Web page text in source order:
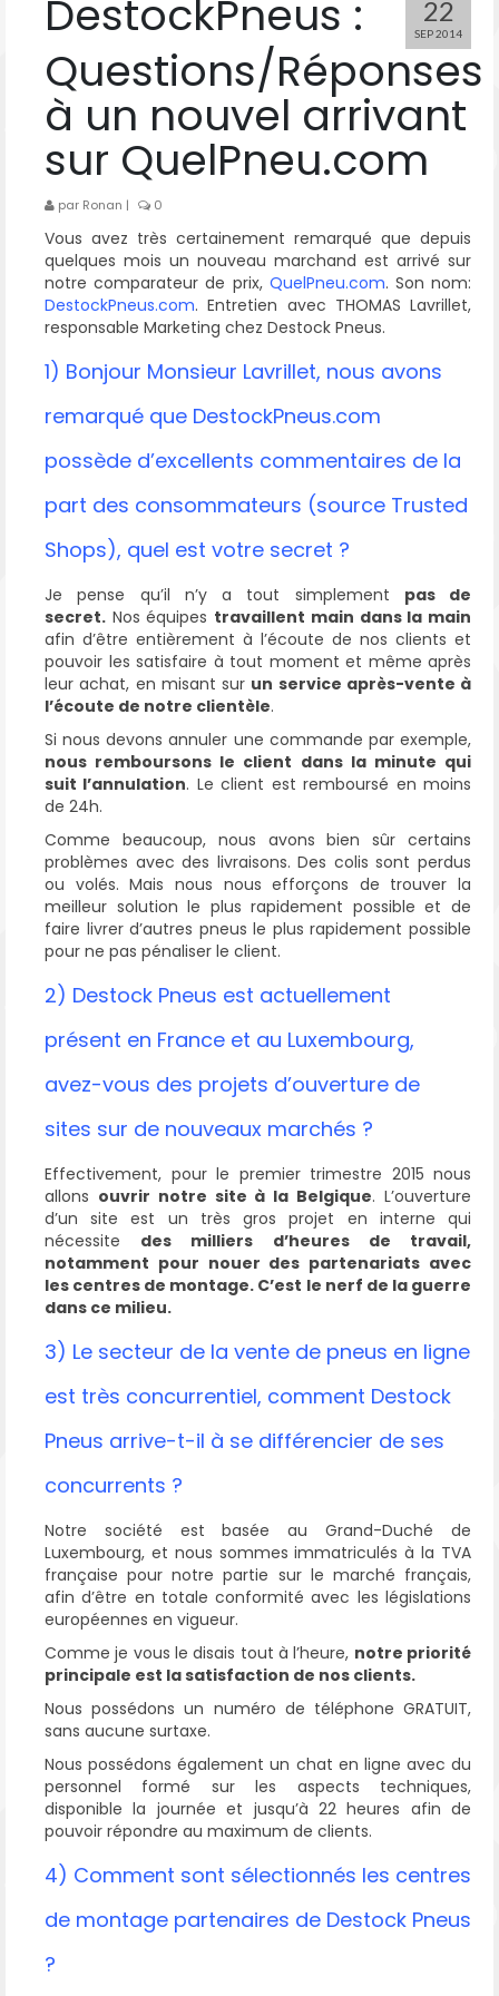
22
SEP 2014
DestockPneus :
Questions/Réponses
à un nouvel arrivant
sur QuelPneu.com
par Ronan | 0
Vous avez très certainement remarqué que depuis
quelques mois un nouveau marchand est arrivé sur
notre comparateur de prix, QuelPneu.com. Son nom:
DestockPneus.com. Entretien avec THOMAS Lavrillet,
responsable Marketing chez Destock Pneus.
1) Bonjour Monsieur Lavrillet, nous avons
remarqué que DestockPneus.com
possède d’excellents commentaires de la
part des consommateurs (source Trusted
Shops), quel est votre secret ?
Je pense qu’il n’y a tout simplement pas de
secret. Nos équipes travaillent main dans la main
afin d’être entièrement à l’écoute de nos clients et
pouvoir les satisfaire à tout moment et même après
leur achat, en misant sur un service après-vente à
l’écoute de notre clientèle.
Si nous devons annuler une commande par exemple,
nous remboursons le client dans la minute qui
suit l’annulation. Le client est remboursé en moins
de 24h.
Comme beaucoup, nous avons bien sûr certains
problèmes avec des livraisons. Des colis sont perdus
ou volés. Mais nous nous efforçons de trouver la
meilleur solution le plus rapidement possible et de
faire livrer d’autres pneus le plus rapidement possible
pour ne pas pénaliser le client.
2) Destock Pneus est actuellement
présent en France et au Luxembourg,
avez-vous des projets d’ouverture de
sites sur de nouveaux marchés ?
Effectivement, pour le premier trimestre 2015 nous
allons ouvrir notre site à la Belgique. L’ouverture
d’un site est un très gros projet en interne qui
nécessite des milliers d’heures de travail,
notamment pour nouer des partenariats avec
les centres de montage. C’est le nerf de la guerre
dans ce milieu.
3) Le secteur de la vente de pneus en ligne
est très concurrentiel, comment Destock
Pneus arrive-t-il à se différencier de ses
concurrents ?
Notre société est basée au Grand-Duché de
Luxembourg, et nous sommes immatriculés à la TVA
française pour notre partie sur le marché français,
afin d’être en totale conformité avec les législations
européennes en vigueur.
Comme je vous le disais tout à l’heure, notre priorité
principale est la satisfaction de nos clients.
Nous possédons un numéro de téléphone GRATUIT,
sans aucune surtaxe.
Nous possédons également un chat en ligne avec du
personnel formé sur les aspects techniques,
disponible la journée et jusqu’à 22 heures afin de
pouvoir répondre au maximum de clients.
4) Comment sont sélectionnés les centres
de montage partenaires de Destock Pneus
?